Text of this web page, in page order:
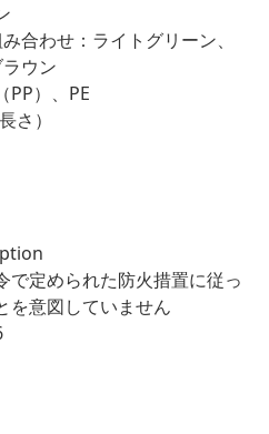
合わせ：ライトグリーン、
ウン
PP）、PE
さ）
で定められた防火措置に従っ
を意図していません